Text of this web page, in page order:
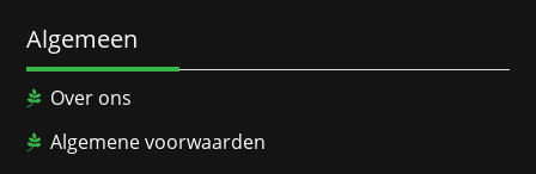
Algemeen
Over ons
Algemene voorwaarden